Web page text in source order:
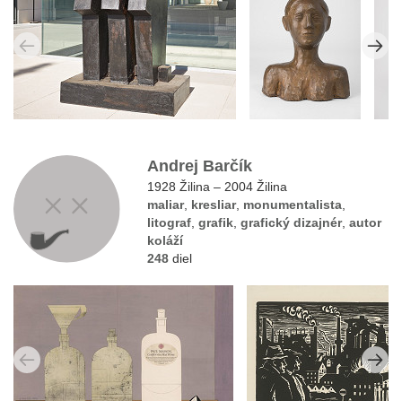
Andrej Barčík
1928 Žilina – 2004 Žilina
maliar, kresliar, monumentalista,
litograf,grafik,grafický dizajnér,autor
koláží
248 diel